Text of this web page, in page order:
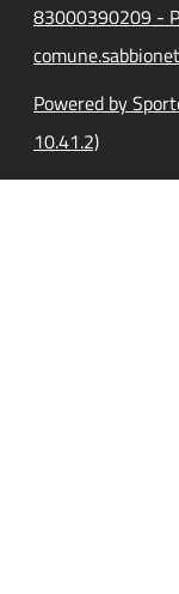
83000390209 -
Powered by
10.41.2)